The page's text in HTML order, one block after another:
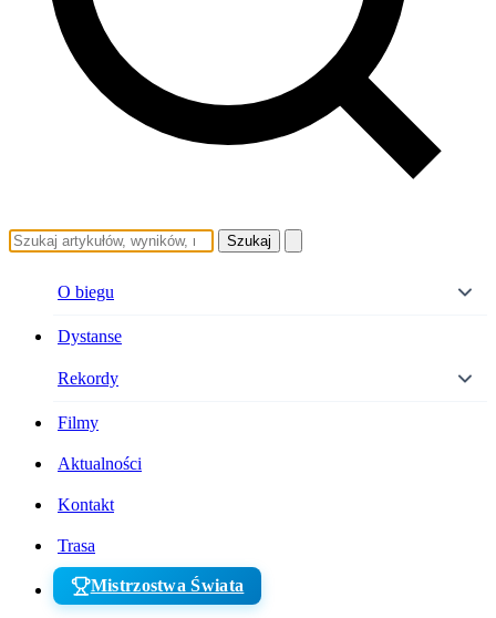
Szukaj
O biegu
Dystanse
Rekordy
Filmy
Aktualności
Kontakt
Trasa
Mistrzostwa Świata